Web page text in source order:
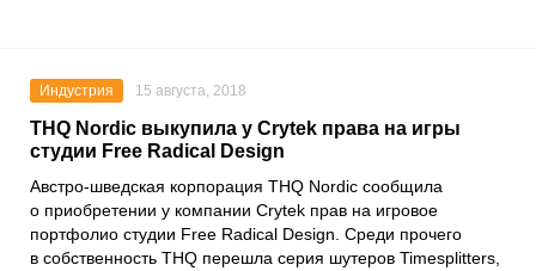
Индустрия 15 августа, 2018
THQ Nordic выкупила у Crytek права на игры
студии Free Radical Design
Австро-шведская корпорация THQ Nordic сообщила
о приобретении у компании Crytek прав на игровое
портфолио студии Free Radical Design. Среди прочего
в собственность THQ перешла серия шутеров Timesplitters,